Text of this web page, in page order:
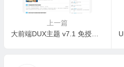
上一篇
大前端DUX主题 v7.1 免授权版 —— WordPress主题